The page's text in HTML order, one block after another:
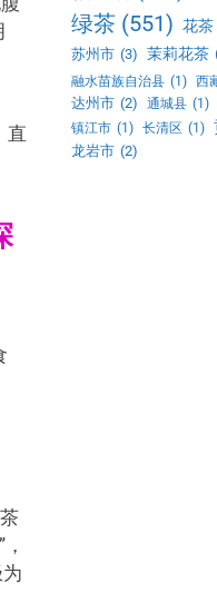
直
绿茶 (551) 花茶
苏州市 (3) 茉莉花茶
融水苗族自治县 (1) 西
达州市 (2) 通城县 (1)
镇江市 (1) 长清区 (1)
龙岩市 (2)